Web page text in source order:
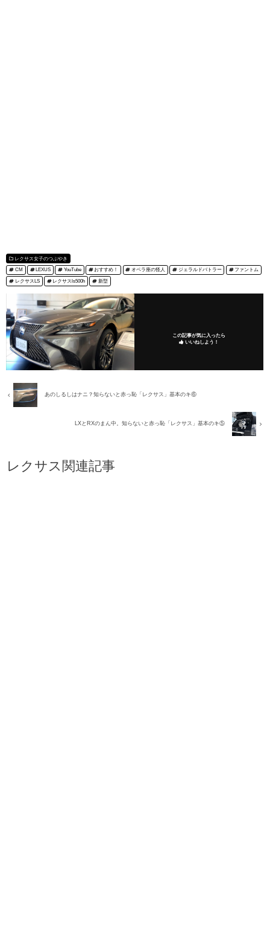
レクサス女子のつぶやき
CM LEXUS YouTube おすすめ！ オペラ座の怪人 ジェラルドバトラー ファントム
レクサスLS レクサスls500h 新型
この記事が気に入ったら
いいねしよう！
あのしるしはナニ？知らないと赤っ恥「レクサス」基本のキ⑥
LXとRXのまん中。知らないと赤っ恥「レクサス」基本のキ⑤
レクサス関連記事